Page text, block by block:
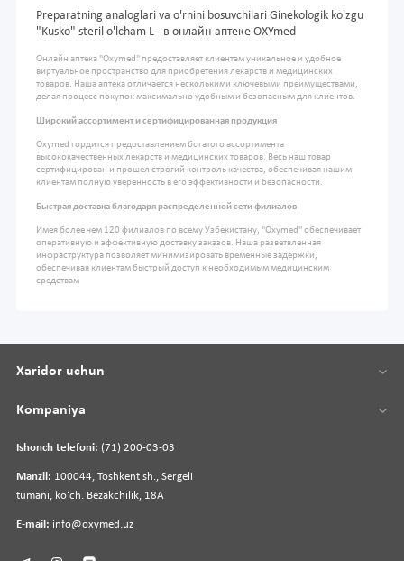
Preparatning analoglari va o'rnini bosuvchilari Ginekologik ko'zgu
"Kusko" steril o'lcham L - в онлайн-аптеке OXYmed
Онлайн аптека "Oxymed" предоставляет клиентам уникальное и удобное
виртуальное пространство для приобретения лекарств и медицинских
товаров. Наша аптека отличается несколькими ключевыми преимуществами,
делая процесс покупок максимально удобным и безопасным для клиентов.
Широкий ассортимент и сертифицированная продукция
Oxymed гордится предоставлением богатого ассортимента
высококачественных лекарств и медицинских товаров. Весь наш товар
сертифицирован и прошел строгий контроль качества, обеспечивая нашим
клиентам полную уверенность в его эффективности и безопасности.
Быстрая доставка благодаря распределенной сети филиалов
Имея более чем 120 филиалов по всему Узбекистану, "Oxymed" обеспечивает
оперативную и эффективную доставку заказов. Наша разветвленная
инфраструктура позволяет минимизировать временные задержки,
обеспечивая клиентам быстрый доступ к необходимым медицинским
средствам
Ishonch telefoni: (71) 200-03-03
Manzil: 100044, Toshkent sh., Sergeli
tumani, koʻch. Bezakchilik, 18A
E-mail: info@oxymed.uz
Xaridor uchun
Kompaniya